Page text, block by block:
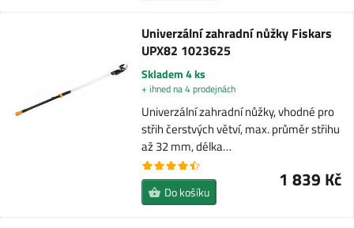
Univerzální zahradní nůžky Fiskars
UPX82 1023625
Skladem 4 ks
+ ihned na 4 prodejnách
Univerzální zahradní nůžky, vhodné pro
střih čerstvých větví, max. průměr střihu
až 32 mm, délka…
1 839 Kč
Do košíku